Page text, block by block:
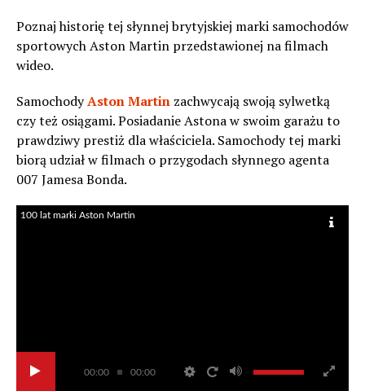
Poznaj historię tej słynnej brytyjskiej marki samochodów
sportowych Aston Martin przedstawionej na filmach
wideo.
SamochodyAston Martin zachwycają swoją sylwetką
czy też osiągami. Posiadanie Astona w swoim garażu to
prawdziwy prestiż dla właściciela. Samochody tej marki
biorą udział w filmach o przygodach słynnego agenta
007 Jamesa Bonda.
00:00 00:00
100 lat marki Aston Martin